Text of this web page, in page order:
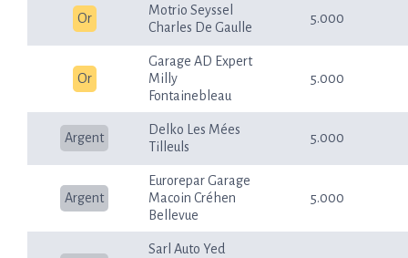
Or
Motrio Seyssel
Charles De Gaulle
5.000
Or
Garage AD Expert
Milly
Fontainebleau
5.000
Argent
Delko Les Mées
Tilleuls
5.000
Argent
Eurorepar Garage
Macoin Créhen
Bellevue
5.000
Sarl Auto Yed